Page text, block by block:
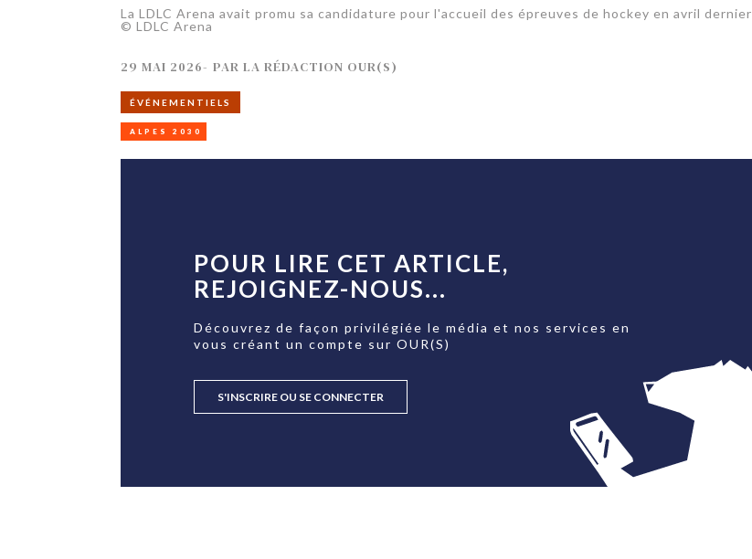
La LDLC Arena avait promu sa candidature pour l'accueil des épreuves de hockey en avril dernier
© LDLC Arena
29 MAI 2026- PARLA RÉDACTION OUR(S)
ÉVÉNEMENTIELS
ALPES 2030
POUR LIRE CET ARTICLE,
REJOIGNEZ-NOUS...
Découvrez de façon privilégiée le média et nos services en
vous créant un compte sur OUR(S)
S'INSCRIRE OU SE CONNECTER